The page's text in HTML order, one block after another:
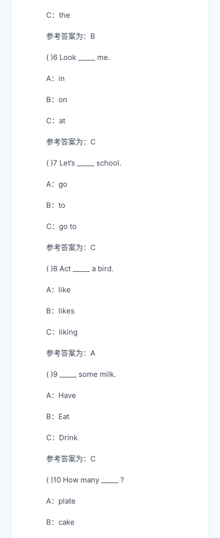
C：the
参考答案为：B
( )6 Look _____ me.
A：in
B：on
C：at
参考答案为：C
( )7 Let’s _____ school.
A：go
B：to
C：go to
参考答案为：C
( )8 Act _____ a bird.
A：like
B：likes
C：liking
参考答案为：A
( )9 _____ some milk.
A：Have
B：Eat
C：Drink
参考答案为：C
( )10 How many _____ ?
A：plate
B：cake